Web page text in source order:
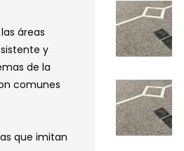
áreas
y
de la
comunes
que imitan